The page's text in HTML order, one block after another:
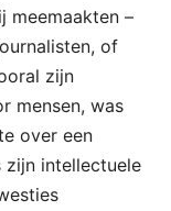
meemaakten –
of
zijn
mensen, was
over een
zijn intellectuele